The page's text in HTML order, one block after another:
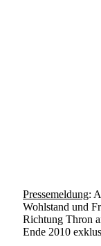
Pressemeldung:
Wohlstand und
Richtung Thron
Ende 2010